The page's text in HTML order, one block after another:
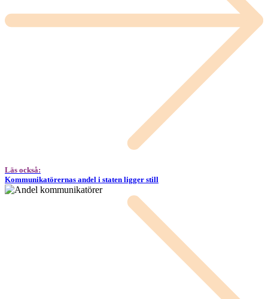
Läs också:
Kommunikatörernas andel i staten ligger still